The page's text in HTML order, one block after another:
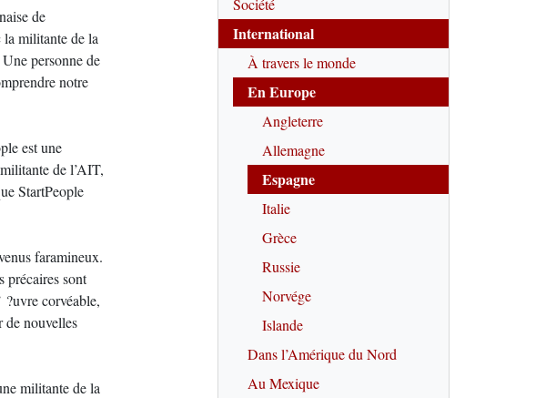
de
militante de la
personne de
notre
est une
de l’AIT,
StartPeople
faramineux.
précaires sont
?uvre corvéable,
de nouvelles
militante de la
Société
International
À travers le monde
En Europe
Angleterre
Allemagne
Espagne
Italie
Grèce
Russie
Norvége
Islande
Dans l’Amérique du Nord
Au Mexique